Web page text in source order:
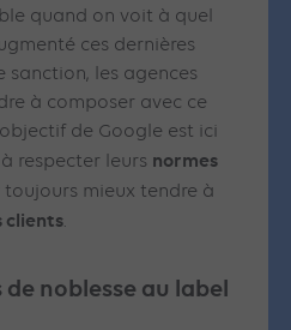
quand on voit à quel
ces dernières
sanction, les agences
à composer avec ce
de Google est ici
respecter leurs normes
toujours mieux tendre à
clients.
de noblesse au label